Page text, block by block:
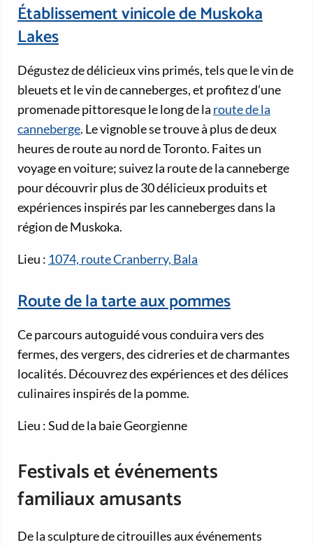
Établissement vinicole de Muskoka
Lakes
Dégustez de délicieux vins primés, tels que le vin de
bleuets et le vin de canneberges, et profitez d’une
promenade pittoresque le long de la route de la
canneberge. Le vignoble se trouve à plus de deux
heures de route au nord de Toronto. Faites un
voyage en voiture; suivez la route de la canneberge
pour découvrir plus de 30 délicieux produits et
expériences inspirés par les canneberges dans la
région de Muskoka.
Lieu : 1074, route Cranberry, Bala
Route de la tarte aux pommes
Ce parcours autoguidé vous conduira vers des
fermes, des vergers, des cidreries et de charmantes
localités. Découvrez des expériences et des délices
culinaires inspirés de la pomme.
Lieu : Sud de la baie Georgienne
Festivals et événements
familiaux amusants
De la sculpture de citrouilles aux événements